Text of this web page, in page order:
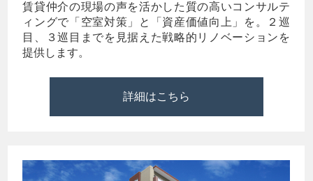
賃貸仲介の現場の声を活かした質の高いコンサルテ
ィングで「空室対策」と「資産価値向上」を。２巡
目、３巡目までを見据えた戦略的リノベーションを
提供します。
詳細はこちら